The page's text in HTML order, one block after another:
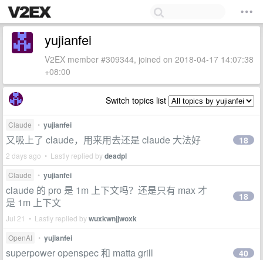
yujianfei
V2EX member #309344, joined on 2018-04-17 14:07:38
+08:00
Switch topics list
Claude • yujianfei
又吸上了 claude，用来用去还是 claude 大法好
2 days ago • Lastly replied bydeadpl
18
Claude • yujianfei
claude 的 pro 是 1m 上下文吗？还是只有 max 才
是 1m 上下文
Jul 21 • Lastly replied bywuxkwnjjwoxk
18
OpenAI • yujianfei
superpower openspec 和 matta grill 40